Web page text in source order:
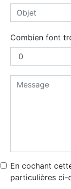
Combien font
En cochant
particulières ci-